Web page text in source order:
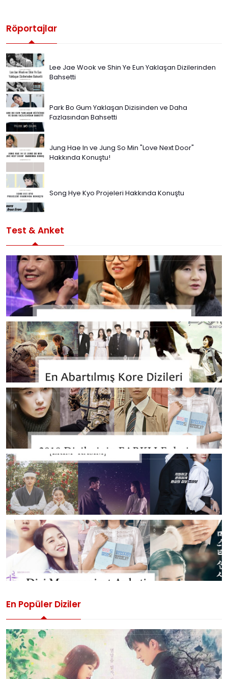
Röportajlar
Lee Jae Wook ve Shin Ye Eun Yaklaşan Dizilerinden
Bahsetti
Park Bo Gum Yaklaşan Dizisinden ve Daha
Fazlasından Bahsetti
Jung Hae In ve Jung So Min "Love Next Door"
Hakkında Konuştu!
Song Hye Kyo Projeleri Hakkında Konuştu
Test & Anket
En Popüler Diziler